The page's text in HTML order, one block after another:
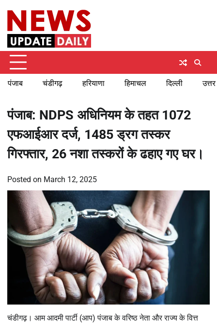
content
पंजाब चंडीगढ़ हरियाणा हिमाचल दिल्ली
पंजाब: NDPS अधिनियम के तहत 1072
एफआईआर दर्ज, 1485 ड्रग तस्कर
गिरफ्तार, 26 नशा तस्करों के ढहाए गए घर।
Posted on March 12, 2025
चंडीगढ़। आम आदमी पार्टी (आप) पंजाब के वरिष्ठ नेता और राज्य के वित्त